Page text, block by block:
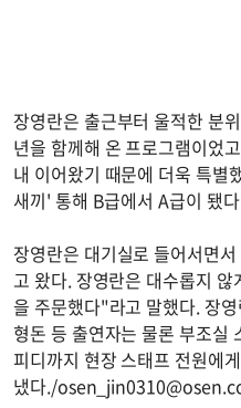
장영란은 출근부터 울적한 분
년을 함께해 온 프로그램이었
내 이어왔기 때문에 더욱 특별
새끼' 통해 B급에서 A급이 됐
장영란은 대기실로 들어서면
고 왔다. 장영란은 대수롭지
을 주문했다"라고 말했다. 장
형돈 등 출연자는 물론 부조실
피디까지 현장 스태프 전원에
냈다./